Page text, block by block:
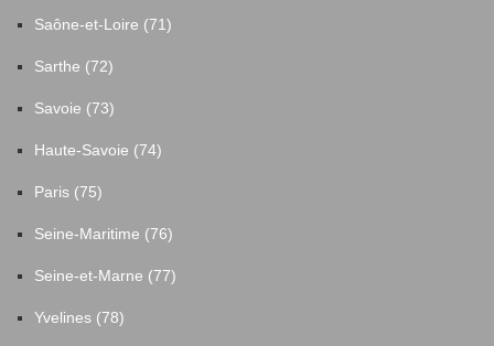
Saône-et-Loire (71)
Sarthe (72)
Savoie (73)
Haute-Savoie (74)
Paris (75)
Seine-Maritime (76)
Seine-et-Marne (77)
Yvelines (78)